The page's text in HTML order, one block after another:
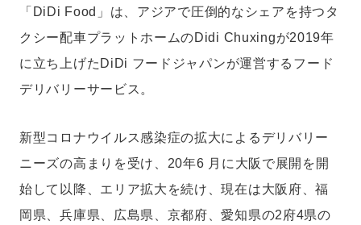
「DiDi Food」は、アジアで圧倒的なシェアを持つタ
クシー配車プラットホームのDidi Chuxingが2019年
に立ち上げたDiDi フードジャパンが運営するフード
デリバリーサービス。
新型コロナウイルス感染症の拡大によるデリバリー
ニーズの高まりを受け、20年6 月に大阪で展開を開
始して以降、エリア拡大を続け、現在は大阪府、福
岡県、兵庫県、広島県、京都府、愛知県の2府4県の